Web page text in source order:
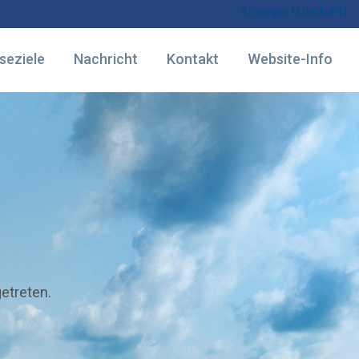
Anzeigen Unterkunft
Nachricht Kontakt Website-Info